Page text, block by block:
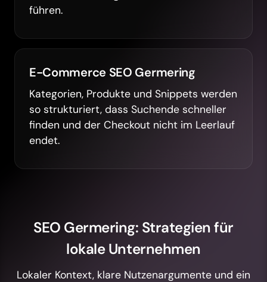
führen.
E-Commerce SEO Germering
Kategorien, Produkte und Snippets werden
so strukturiert, dass Suchende schneller
finden und der Checkout nicht im Leerlauf
endet.
SEO Germering: Strategien für
lokale Unternehmen
Lokaler Kontext, klare Nutzenargumente und ein